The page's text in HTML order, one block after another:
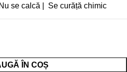
se calcă | Se curăță chimic
ÎN COȘ